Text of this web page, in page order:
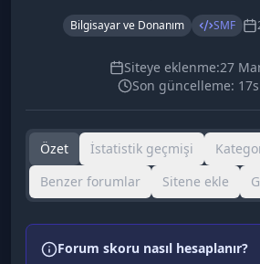
Bilgisayar ve Donanım SMF
Siteye eklenme:27
Son güncelleme:
Özet İstatistik geçmişi
Benzer forumlar
Sitene ekle
Forum skoru nasıl hesaplanır?